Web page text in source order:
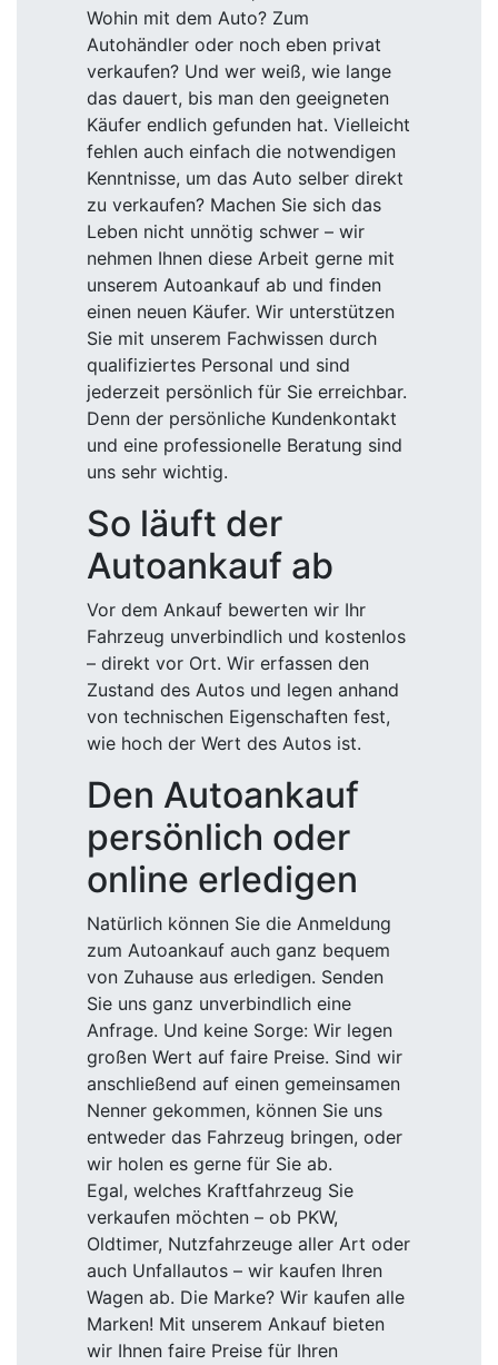
Wohin mit dem Auto? Zum
Autohändler oder noch eben privat
verkaufen? Und wer weiß, wie lange
das dauert, bis man den geeigneten
Käufer endlich gefunden hat. Vielleicht
fehlen auch einfach die notwendigen
Kenntnisse, um das Auto selber direkt
zu verkaufen? Machen Sie sich das
Leben nicht unnötig schwer – wir
nehmen Ihnen diese Arbeit gerne mit
unserem Autoankauf ab und finden
einen neuen Käufer. Wir unterstützen
Sie mit unserem Fachwissen durch
qualifiziertes Personal und sind
jederzeit persönlich für Sie erreichbar.
Denn der persönliche Kundenkontakt
und eine professionelle Beratung sind
uns sehr wichtig.
So läuft der
Autoankauf ab
Vor dem Ankauf bewerten wir Ihr
Fahrzeug unverbindlich und kostenlos
– direkt vor Ort. Wir erfassen den
Zustand des Autos und legen anhand
von technischen Eigenschaften fest,
wie hoch der Wert des Autos ist.
Den Autoankauf
persönlich oder
online erledigen
Natürlich können Sie die Anmeldung
zum Autoankauf auch ganz bequem
von Zuhause aus erledigen. Senden
Sie uns ganz unverbindlich eine
Anfrage. Und keine Sorge: Wir legen
großen Wert auf faire Preise. Sind wir
anschließend auf einen gemeinsamen
Nenner gekommen, können Sie uns
entweder das Fahrzeug bringen, oder
wir holen es gerne für Sie ab.
Egal, welches Kraftfahrzeug Sie
verkaufen möchten – ob PKW,
Oldtimer, Nutzfahrzeuge aller Art oder
auch Unfallautos – wir kaufen Ihren
Wagen ab. Die Marke? Wir kaufen alle
Marken! Mit unserem Ankauf bieten
wir Ihnen faire Preise für Ihren